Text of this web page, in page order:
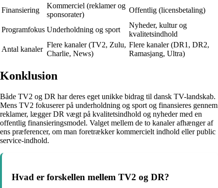
Finansiering
Kommerciel (reklamer og
sponsorater)
Offentlig (licensbetaling)
Programfokus Underholdning og sport
Nyheder, kultur og
kvalitetsindhold
Antal kanaler
Flere kanaler (TV2, Zulu,
Charlie, News)
Flere kanaler (DR1, DR2,
Ramasjang, Ultra)
Konklusion
Både TV2 og DR har deres eget unikke bidrag til dansk TV-landskab.
Mens TV2 fokuserer på underholdning og sport og finansieres gennem
reklamer, lægger DR vægt på kvalitetsindhold og nyheder med en
offentlig finansieringsmodel. Valget mellem de to kanaler afhænger af
ens præferencer, om man foretrækker kommercielt indhold eller public
service-indhold.
Hvad er forskellen mellem TV2 og DR?